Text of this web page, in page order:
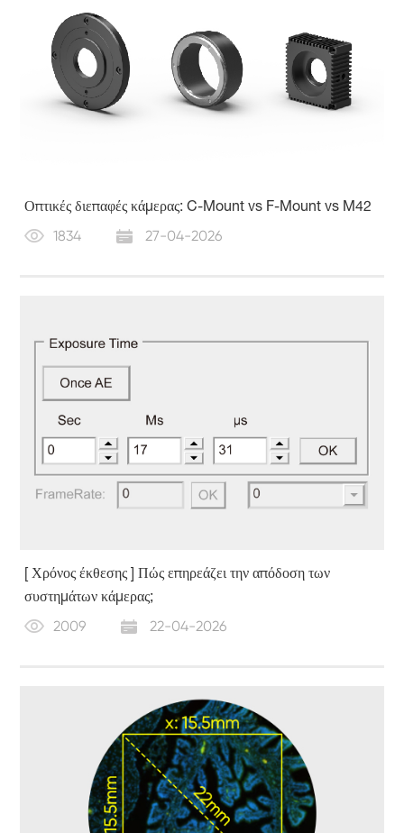
Οπτικές διεπαφές κάμερας: C-Mount vs F-Mount vs M42
1834 27-04-2026
[ Χρόνος έκθεσης ] Πώς επηρεάζει την απόδοση των
συστημάτων κάμερας;
2009 22-04-2026